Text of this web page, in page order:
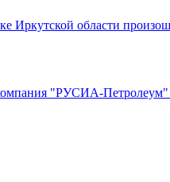
Иркутской области
"РУСИА-Петролеум"